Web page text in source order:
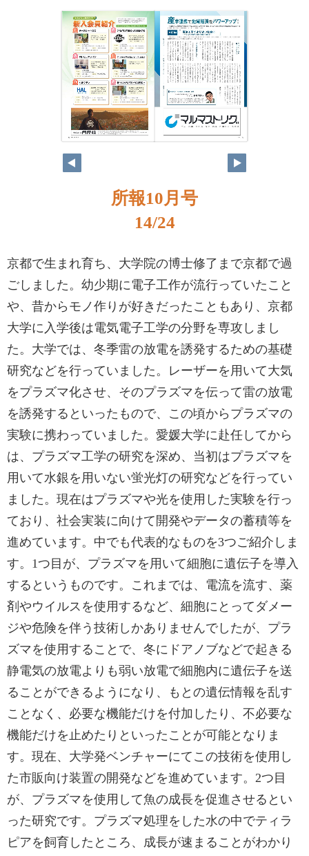
所報10月号
14/24
京都で生まれ育ち、大学院の博士修了まで京都で過
ごしました。幼少期に電子工作が流行っていたこと
や、昔からモノ作りが好きだったこともあり、京都
大学に入学後は電気電子工学の分野を専攻しまし
た。大学では、冬季雷の放電を誘発するための基礎
研究などを行っていました。レーザーを用いて大気
をプラズマ化させ、そのプラズマを伝って雷の放電
を誘発するといったもので、この頃からプラズマの
実験に携わっていました。愛媛大学に赴任してから
は、プラズマ工学の研究を深め、当初はプラズマを
用いて水銀を用いない蛍光灯の研究などを行ってい
ました。現在はプラズマや光を使用した実験を行っ
ており、社会実装に向けて開発やデータの蓄積等を
進めています。中でも代表的なものを3つご紹介しま
す。1つ目が、プラズマを用いて細胞に遺伝子を導入
するというものです。これまでは、電流を流す、薬
剤やウイルスを使用するなど、細胞にとってダメー
ジや危険を伴う技術しかありませんでしたが、プラ
ズマを使用することで、冬にドアノブなどで起きる
静電気の放電よりも弱い放電で細胞内に遺伝子を送
ることができるようになり、もとの遺伝情報を乱す
ことなく、必要な機能だけを付加したり、不必要な
機能だけを止めたりといったことが可能となりま
す。現在、大学発ベンチャーにてこの技術を使用し
た市販向け装置の開発などを進めています。2つ目
が、プラズマを使用して魚の成長を促進させるとい
った研究です。プラズマ処理をした水の中でティラ
ピアを飼育したところ、成長が速まることがわかり